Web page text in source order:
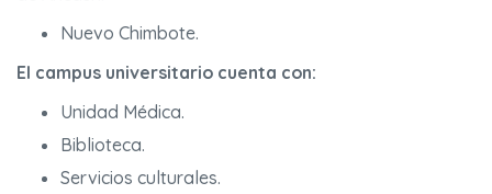
Nuevo Chimbote.
El campus universitario cuenta con:
Unidad Médica.
Biblioteca.
Servicios culturales.